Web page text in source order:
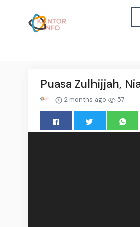
Puasa Zulhijjah,
2 months ago 57